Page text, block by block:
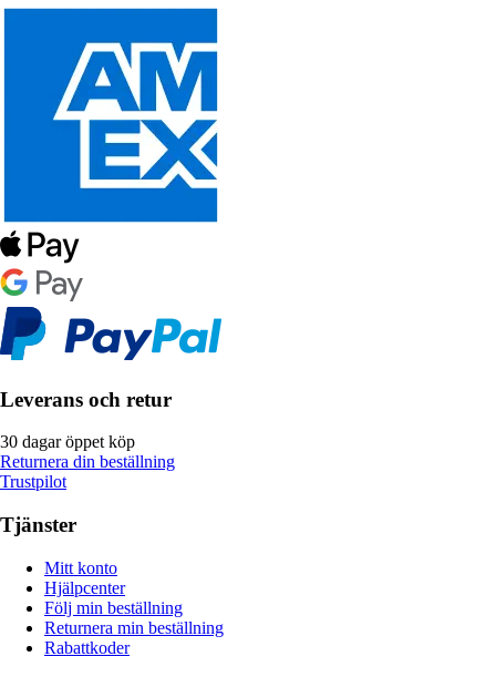
Leverans och retur
30 dagar öppet köp
Returnera din beställning
Trustpilot
Tjänster
Mitt konto
Hjälpcenter
Följ min beställning
Returnera min beställning
Rabattkoder